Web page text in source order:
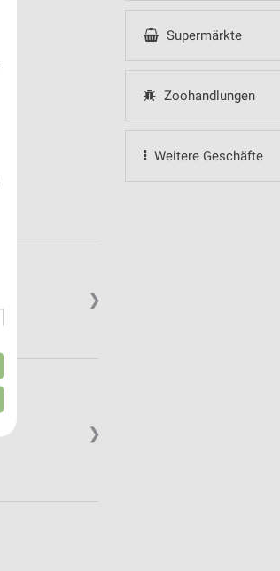
Supermärkte
Zoohandlungen
Weitere Geschäfte
❯
❯